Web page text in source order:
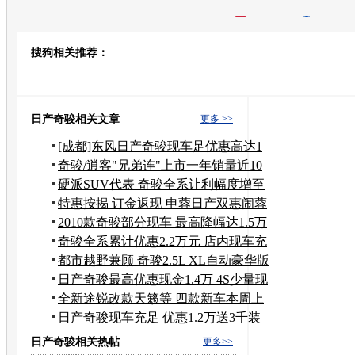
搜狗相关推荐：
更多 >>
日产奇骏相关文章
[成都]东风日产奇骏现车足优惠高达1
万元
奇骏/逍客"兄弟连"上市一年销量近10
万辆
硬派SUV代表 奇骏全系让利幅度增至
1万8
特惠按揭 订金返现 申蓉日产双惠闹蓉
城
2010款奇骏部分现车 最高降幅达1.5万
元
奇骏全系累计优惠2.2万元 店内现车充
足
都市越野兼顾 奇骏2.5L XL自动豪华版
日产奇骏最高优惠现金1.4万 4S少量现
车
全新途锐改款天籁等 四款新车本周上
市
日产奇骏现车充足 优惠1.2万送3千装
潢
更多>>
日产奇骏相关热帖